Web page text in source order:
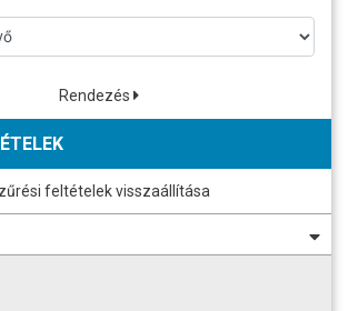
Rendezés
feltételek visszaállítása